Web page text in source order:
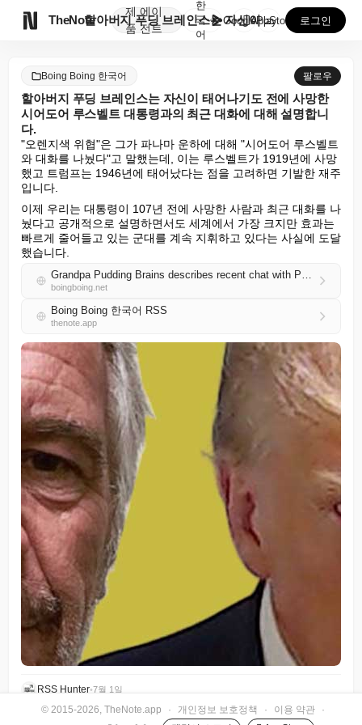
TheNote
제
품
에이
전트
할아버지 푸딩 브레인스는 자신이 태어나기도 전에 사망한...
한
국
어
GooglePlay
AppStore 로그인
Boing Boing 한국어 팔로우
할아버지 푸딩 브레인스는 자신이 태어나기도 전에 사망한
시어도어 루스벨트 대통령과의 최근 대화에 대해 설명합니
다.
"오렌지색 위협"은 그가 파나마 운하에 대해 "시어도어 루스벨트
와 대화를 나눴다"고 말했는데, 이는 루스벨트가 1919년에 사망
했고 트럼프는 1946년에 태어났다는 점을 고려하면 기발한 재주
입니다.
이제 우리는 대통령이 107년 전에 사망한 사람과 최근 대화를 나
눴다고 공개적으로 설명하면서도 세계에서 가장 크지만 효과는
빠르게 줄어들고 있는 군대를 계속 지휘하고 있다는 사실에 도달
했습니다.
Grandpa Pudding Brains describes recent chat with President Theodore Roosevelt, who died before he was born
boingboing.net
Boing Boing 한국어 RSS
thenote.app
RSS Hunter•7월 1일
© 2015-2026, TheNote.app · 개인정보 보호정책 · 이용 약관
·